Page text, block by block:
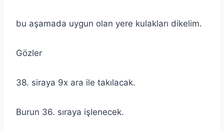
bu aşamada uygun olan yere kulakları dikelim.
Gözler
38. siraya 9x ara ile takılacak.
Burun 36. sıraya işlenecek.